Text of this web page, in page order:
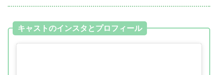
キャストのインスタとプロフィール